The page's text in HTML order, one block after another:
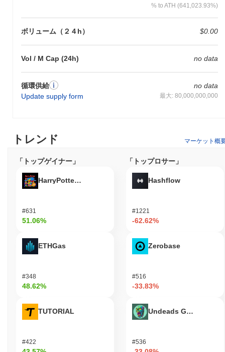
% to ATH (641,023.93%)
ボリューム（２４h） $0.00
Vol / M Cap (24h) no data
循環供給
Update supply form
no data
最大: 80,000,000,000
トレンド マーケット概
「トップゲイナー」
HarryPotterObamaSonic10Inu (ETH)
#631
51.06%
ETHGas
#348
48.62%
TUTORIAL
#422
「トップロサー」
Hashflow
#1221
-62.62%
Zerobase
#516
-33.83%
Undeads Games
#536